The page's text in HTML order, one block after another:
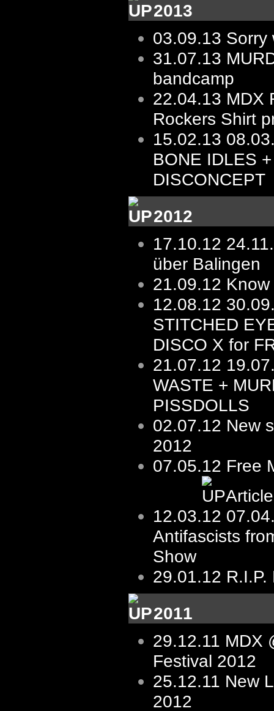
2013
03.09.13 Sorry
31.07.13
bandcamp
22.04.13 MDX
Rockers Shirt
15.02.13
BONE IDLES
DISCONCEPT
2012
17.10.12
über Balingen
21.09.12
12.08.12
STITCHED
DISCO X for
21.07.12
WASTE +
PISSDOLLS
02.07.12 New
2012
07.05.12 Free
12.03.12
Antifascists
Show
29.01.12
2011
29.12.11 MDX
Festival 2012
25.12.11 New
2012